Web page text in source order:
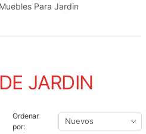
Muebles Para Jardin
JARDIN
Ordenar
por: